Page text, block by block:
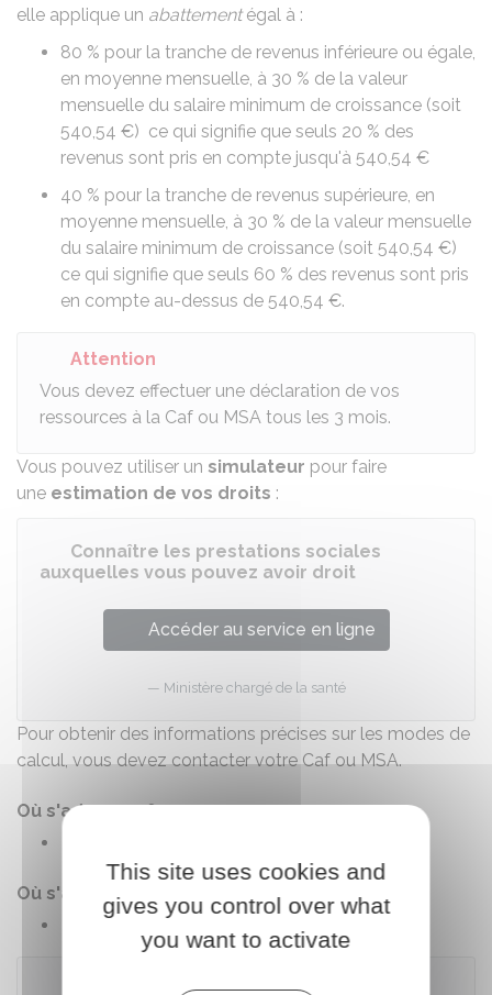
elle applique un abattementégal à :
80 % pour la tranche de revenus inférieure ou égale,
en moyenne mensuelle, à 30 % de la valeur
mensuelle du salaire minimum de croissance (soit
540,54 €) ce qui signifie que seuls 20 % des
revenus sont pris en compte jusqu'à 540,54 €
40 % pour la tranche de revenus supérieure, en
moyenne mensuelle, à 30 % de la valeur mensuelle
du salaire minimum de croissance (soit 540,54 €)
ce qui signifie que seuls 60 % des revenus sont pris
en compte au-dessus de 540,54 €.
Attention
Vous devez effectuer une déclaration de vos
ressources à la Caf ou MSA tous les 3 mois.
Vous pouvez utiliser un simulateur pour faire
une estimation de vos droits :
Connaître les prestations sociales
auxquelles vous pouvez avoir droit
Accéder au service en ligne
Ministère chargé de la santé
Pour obtenir des informations précises sur les modes de
calcul, vous devez contacter votre Caf ou MSA.
Où s'adresser ?
Où s'adresser ?
Mutualité sociale agricole (MSA)
This site uses cookies and
gives you control over what
you want to activate